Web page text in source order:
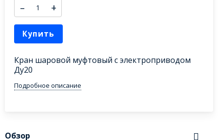
– +
Купить
Кран шаровой муфтовый с электроприводом
Ду20
Подробное описание
Обзор